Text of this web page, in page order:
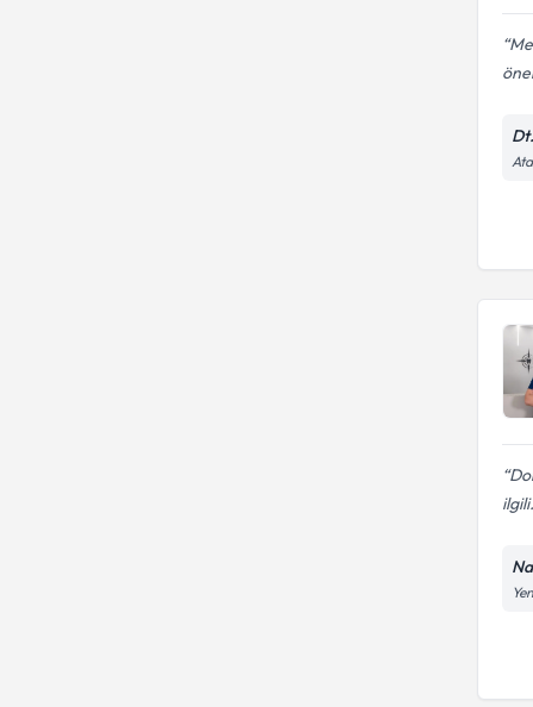
ilgili.